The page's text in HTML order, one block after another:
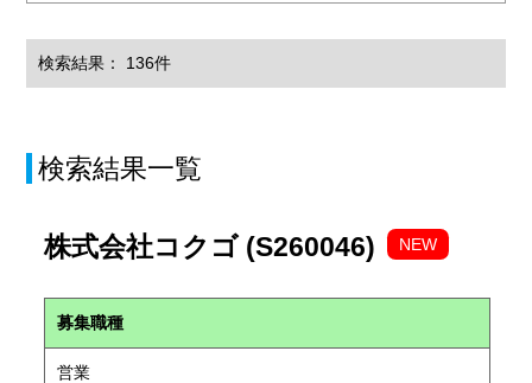
検索結果： 136件
検索結果一覧
株式会社コクゴ (S260046) NEW
募集職種
営業